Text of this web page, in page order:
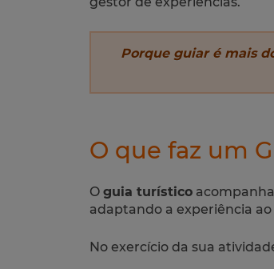
Porque guiar é mais
O que faz um
O guia turístico
adaptando a experiência
No exercício da sua